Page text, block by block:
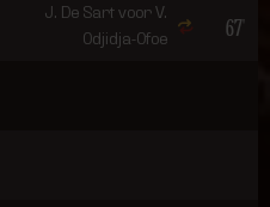
67'
J. De Sart voor V.
Odjidja-Ofoe